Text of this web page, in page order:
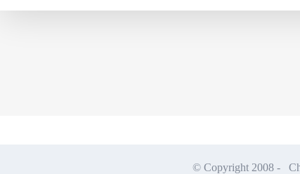
© Copyright 2008 -